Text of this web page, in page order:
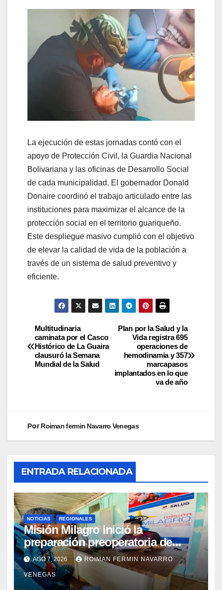
La ejecución de estas jornadas contó con el
apoyo de Protección Civil, la Guardia Nacional
Bolivariana y las oficinas de Desarrollo Social
de cada municipalidad. El gobernador Donald
Donaire coordinó el trabajo articulado entre las
instituciones para maximizar el alcance de la
protección social en el territorio guariqueño.
Este despliegue masivo cumplió con el objetivo
de elevar la calidad de vida de la población a
través de un sistema de salud preventivo y
eficiente.
Plan por la Salud y la
Vida registra 695
operaciones de
hemodinamia y 357
marcapasos
implantados en lo que
va de año
Multitudinaria
caminata por el Casco
Histórico de La Guaira
clausuró la Semana
Mundial de la Salud
PorRoiman fermin Navarro Venegas
ENTRADA RELACIONADA
NOTICIAS REGIONALES
Misión Milagro inició la
preparación preoperatoria de
cataratas en Cojedes
AGO 7, 2026 ROIMAN FERMIN NAVARRO
VENEGAS